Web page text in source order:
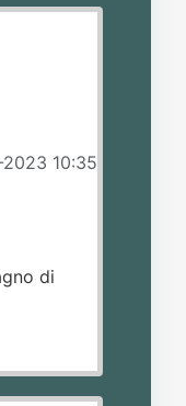
10:35
di